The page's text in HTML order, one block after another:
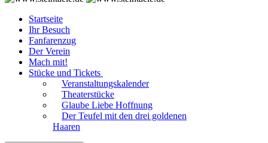
Startseite
Ihr Besuch
Fanfarenzug
Der Verein
Mach mit!
Stücke und Tickets
Veranstaltungskalender
Theaterstücke
Glaube Liebe Hoffnung
Der Teufel mit den drei goldenen
Haaren